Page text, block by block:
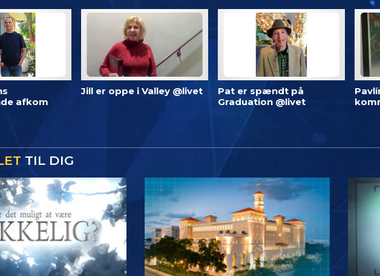
afkom
Jill er oppe i Valley @livet
Pat er spændt på
Graduation @livet
TIL DIG